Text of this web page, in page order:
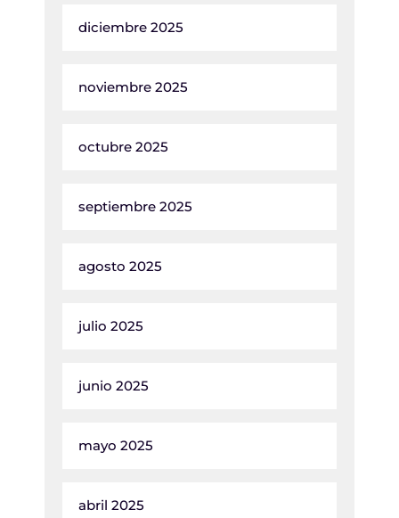
diciembre 2025
noviembre 2025
octubre 2025
septiembre 2025
agosto 2025
julio 2025
junio 2025
mayo 2025
abril 2025